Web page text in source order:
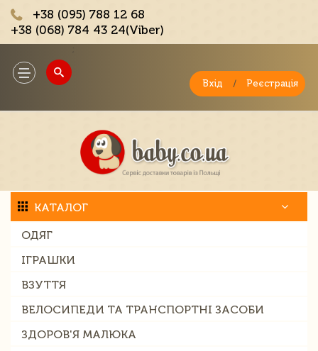
+38 (095) 788 12 68
+38 (068) 784 43 24(Viber)
Toggle
navigation
Вхід / Реєстрація
КАТАЛОГ
ОДЯГ
ІГРАШКИ
ВЗУТТЯ
ВЕЛОСИПЕДИ ТА ТРАНСПОРТНІ ЗАСОБИ
ЗДОРОВ'Я МАЛЮКА